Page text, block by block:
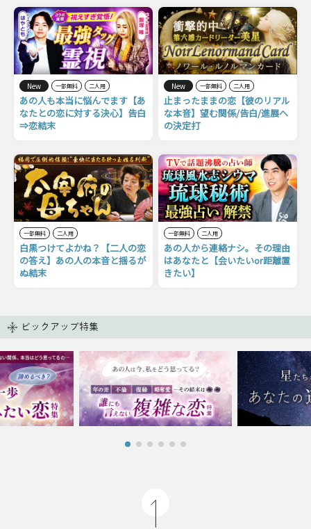
New 一部無料 二人用
あの人も本当に悩んでます【あ
なたとの恋に対する決心】告白
⇒恋結末
New 一部無料 二人用
止まったままの恋【彼のリアル
な本音】望む関係/告白/進展へ
の決定打
一部無料 二人用
白黒つけてよかね？【二人の恋
の答え】あの人の本音と揺るが
ぬ結末
一部無料 二人用
あの人から連絡ナシ。その理由
はあなたと【会いたいor距離置
きたい】
ピックアップ特集